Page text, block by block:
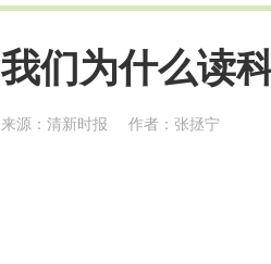
我们为什么读
来源：清新时报 作者：张拯宁